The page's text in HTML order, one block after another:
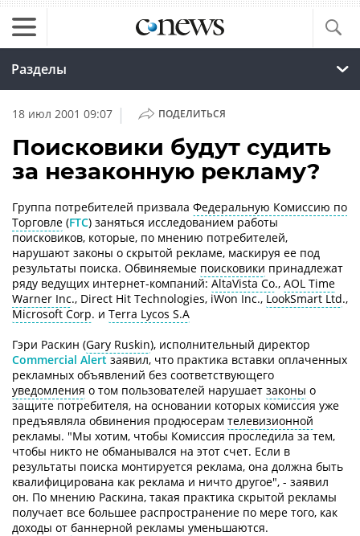
Разделы
18 июл 2001 09:07 | ПОДЕЛИТЬСЯ
Поисковики будут судить
за незаконную рекламу?
Группа потребителей призвала Федеральную Комиссию по
Торговле (FTC) заняться исследованием работы
поисковиков, которые, по мнению потребителей,
нарушают законы о скрытой рекламе, маскируя ее под
результаты поиска. Обвиняемые поисковики принадлежат
ряду ведущих интернет-компаний: AltaVista Co., AOL Time
Warner Inc., Direct Hit Technologies, iWon Inc., LookSmart Ltd.,
Microsoft Corp. и Terra Lycos S.A
Гэри Раскин (Gary Ruskin), исполнительный директор
Commercial Alert заявил, что практика вставки оплаченных
рекламных объявлений без соответствующего
уведомления о том пользователей нарушает законы о
защите потребителя, на основании которых комиссия уже
предъявляла обвинения продюсерам телевизионной
рекламы. "Мы хотим, чтобы Комиссия проследила за тем,
чтобы никто не обманывался на этот счет. Если в
результаты поиска монтируется реклама, она должна быть
квалифицирована как реклама и ничто другое", - заявил
он. По мнению Раскина, такая практика скрытой рекламы
получает все большее распространение по мере того, как
доходы от баннерной рекламы уменьшаются.